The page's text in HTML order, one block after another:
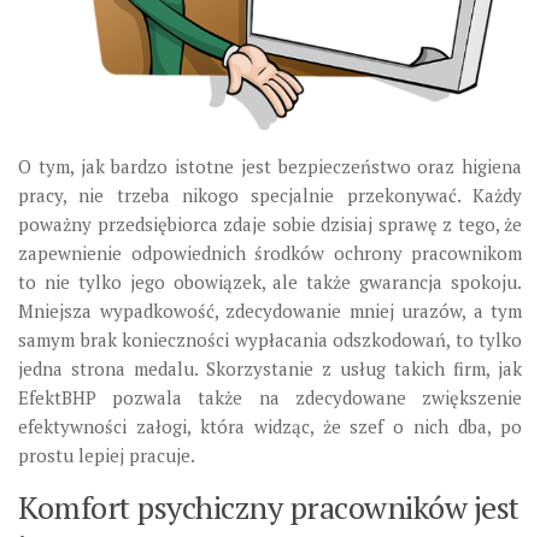
O tym, jak bardzo istotne jest bezpieczeństwo oraz higiena
pracy, nie trzeba nikogo specjalnie przekonywać. Każdy
poważny przedsiębiorca zdaje sobie dzisiaj sprawę z tego, że
zapewnienie odpowiednich środków ochrony pracownikom
to nie tylko jego obowiązek, ale także gwarancja spokoju.
Mniejsza wypadkowość, zdecydowanie mniej urazów, a tym
samym brak konieczności wypłacania odszkodowań, to tylko
jedna strona medalu. Skorzystanie z usług takich firm, jak
EfektBHP pozwala także na zdecydowane zwiększenie
efektywności załogi, która widząc, że szef o nich dba, po
prostu lepiej pracuje.
Komfort psychiczny pracowników jest